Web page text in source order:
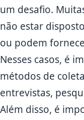
um desafio.
não estar
ou podem
Nesses casos, é
métodos de
entrevistas,
Além disso, é